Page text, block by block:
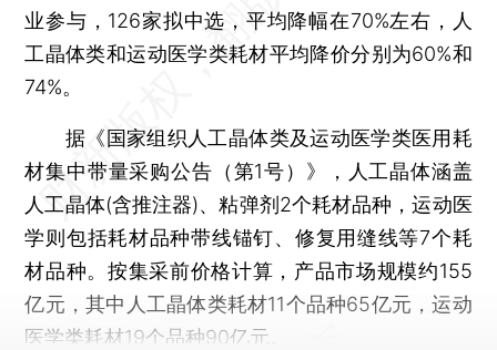
业参与，126家拟中选，平均降幅在70%左右，人
工晶体类和运动医学类耗材平均降价分别为60%和
74%。
据《国家组织人工晶体类及运动医学类医用耗
材集中带量采购公告（第1号）》，人工晶体涵盖
人工晶体(含推注器)、粘弹剂2个耗材品种，运动医
学则包括耗材品种带线锚钉、修复用缝线等7个耗
材品种。按集采前价格计算，产品市场规模约155
亿元，其中人工晶体类耗材11个品种65亿元，运动
医学类耗材19个品种90亿元。